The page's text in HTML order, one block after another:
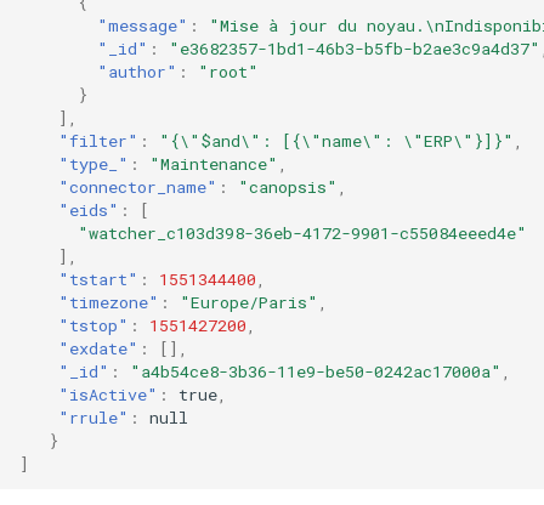
"message" :
"Mise à jour du
"_id" : "e3682357-1bd1-46b3-b5fb-b2ae3c9a4d37"
"author" :
"root"
}
],
"filter" : "{\"$and\": [{\"name\": \"ERP\"}]}" ,
"type_" : "Maintenance" ,
"connector_name" : "canopsis" ,
"eids" :
[
"watcher_c103d398-36eb-4172-9901-c55084eeed4e"
],
"tstart" : 1551344400,
"timezone" : "Europe/Paris" ,
"tstop" : 1551427200,
"exdate" :
[],
"_id" : "a4b54ce8-3b36-11e9-be50-0242ac17000a" ,
"isActive" : true,
"rrule" :
null
}
]